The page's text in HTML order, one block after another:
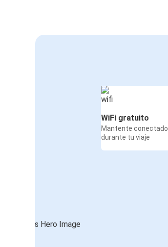
WiFi gratuito
Mantente conectado
durante tu viaje